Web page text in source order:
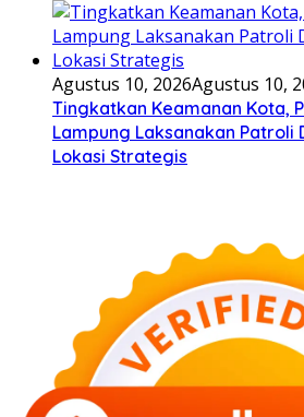
Agustus 10, 2026Agustus 10,
Tingkatkan Keamanan Kota,
Lampung Laksanakan Patroli
Lokasi Strategis